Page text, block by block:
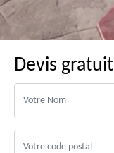
Devis gratuit